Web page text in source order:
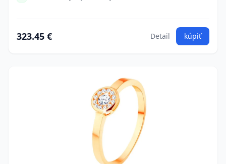
323.45 € Detail kúpiť